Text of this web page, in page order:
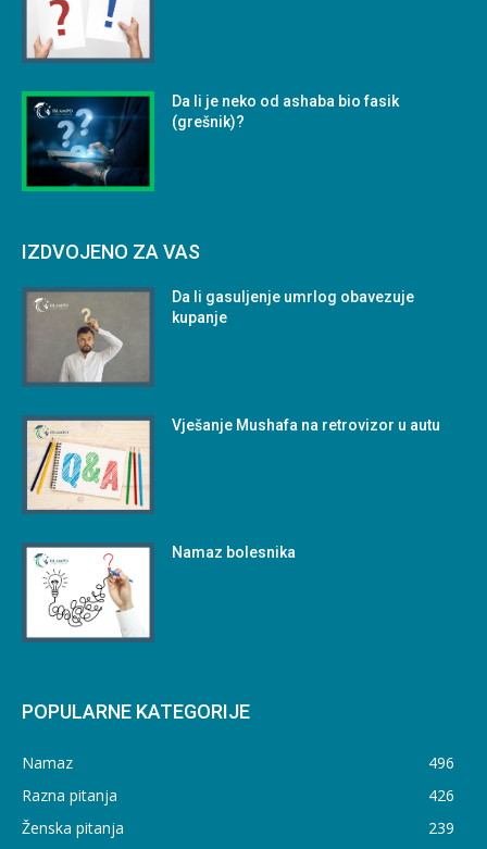
Da li je neko od ashaba bio fasik
(grešnik)?
IZDVOJENO ZA VAS
Da li gasuljenje umrlog obavezuje
kupanje
Vješanje Mushafa na retrovizor u autu
Namaz bolesnika
POPULARNE KATEGORIJE
Namaz
496
Razna pitanja
426
Ženska pitanja
239